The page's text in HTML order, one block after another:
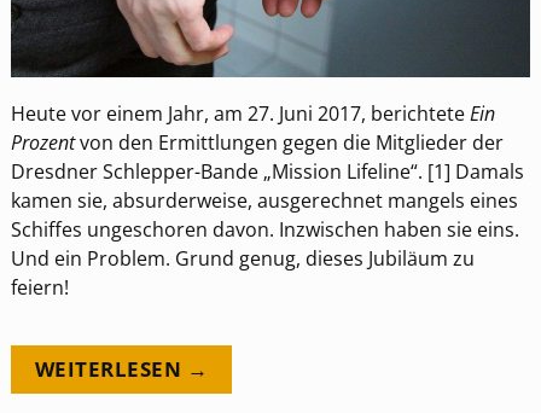
Heute vor einem Jahr, am 27. Juni 2017, berichteteEin
Prozentvon den Ermittlungen gegen die Mitglieder der
Dresdner Schlepper-Bande „Mission Lifeline“. [1] Damals
kamen sie, absurderweise, ausgerechnet mangels eines
Schiffes ungeschoren davon. Inzwischen haben sie eins.
Und ein Problem. Grund genug, dieses Jubiläum zu
feiern!
WEITERLESEN →